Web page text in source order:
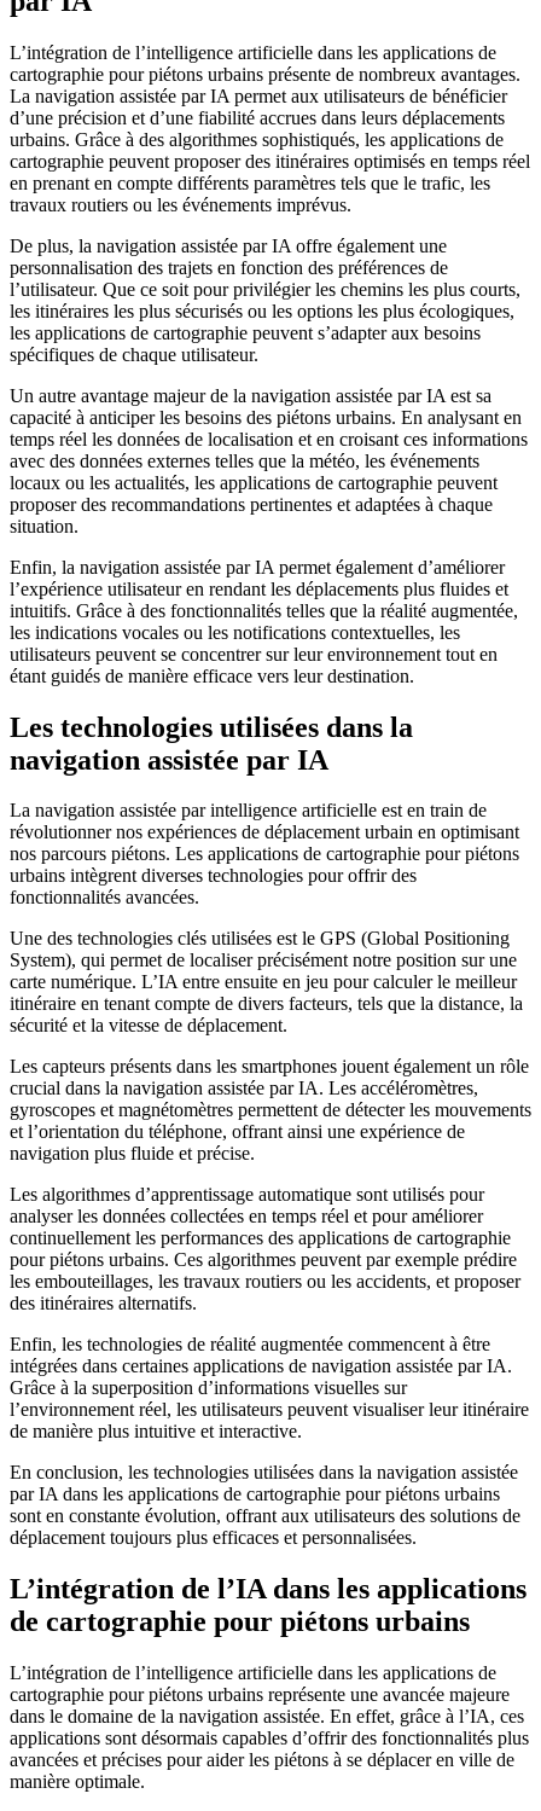
L’intégration de l’intelligence artificielle dans les applications de
cartographie pour piétons urbains présente de nombreux avantages.
La navigation assistée par IA permet aux utilisateurs de bénéficier
d’une précision et d’une fiabilité accrues dans leurs déplacements
urbains. Grâce à des algorithmes sophistiqués, les applications de
cartographie peuvent proposer des itinéraires optimisés en temps réel
en prenant en compte différents paramètres tels que le trafic, les
travaux routiers ou les événements imprévus.
De plus, la navigation assistée par IA offre également une
personnalisation des trajets en fonction des préférences de
l’utilisateur. Que ce soit pour privilégier les chemins les plus courts,
les itinéraires les plus sécurisés ou les options les plus écologiques,
les applications de cartographie peuvent s’adapter aux besoins
spécifiques de chaque utilisateur.
Un autre avantage majeur de la navigation assistée par IA est sa
capacité à anticiper les besoins des piétons urbains. En analysant en
temps réel les données de localisation et en croisant ces informations
avec des données externes telles que la météo, les événements
locaux ou les actualités, les applications de cartographie peuvent
proposer des recommandations pertinentes et adaptées à chaque
situation.
Enfin, la navigation assistée par IA permet également d’améliorer
l’expérience utilisateur en rendant les déplacements plus fluides et
intuitifs. Grâce à des fonctionnalités telles que la réalité augmentée,
les indications vocales ou les notifications contextuelles, les
utilisateurs peuvent se concentrer sur leur environnement tout en
étant guidés de manière efficace vers leur destination.
Les technologies utilisées dans la
navigation assistée par IA
La navigation assistée par intelligence artificielle est en train de
révolutionner nos expériences de déplacement urbain en optimisant
nos parcours piétons. Les applications de cartographie pour piétons
urbains intègrent diverses technologies pour offrir des
fonctionnalités avancées.
Une des technologies clés utilisées est le GPS (Global Positioning
System), qui permet de localiser précisément notre position sur une
carte numérique. L’IA entre ensuite en jeu pour calculer le meilleur
itinéraire en tenant compte de divers facteurs, tels que la distance, la
sécurité et la vitesse de déplacement.
Les capteurs présents dans les smartphones jouent également un rôle
crucial dans la navigation assistée par IA. Les accéléromètres,
gyroscopes et magnétomètres permettent de détecter les mouvements
et l’orientation du téléphone, offrant ainsi une expérience de
navigation plus fluide et précise.
Les algorithmes d’apprentissage automatique sont utilisés pour
analyser les données collectées en temps réel et pour améliorer
continuellement les performances des applications de cartographie
pour piétons urbains. Ces algorithmes peuvent par exemple prédire
les embouteillages, les travaux routiers ou les accidents, et proposer
des itinéraires alternatifs.
Enfin, les technologies de réalité augmentée commencent à être
intégrées dans certaines applications de navigation assistée par IA.
Grâce à la superposition d’informations visuelles sur
l’environnement réel, les utilisateurs peuvent visualiser leur itinéraire
de manière plus intuitive et interactive.
En conclusion, les technologies utilisées dans la navigation assistée
par IA dans les applications de cartographie pour piétons urbains
sont en constante évolution, offrant aux utilisateurs des solutions de
déplacement toujours plus efficaces et personnalisées.
L’intégration de l’IA dans les applications
de cartographie pour piétons urbains
L’intégration de l’intelligence artificielle dans les applications de
cartographie pour piétons urbains représente une avancée majeure
dans le domaine de la navigation assistée. En effet, grâce à l’IA, ces
applications sont désormais capables d’offrir des fonctionnalités plus
avancées et précises pour aider les piétons à se déplacer en ville de
manière optimale.